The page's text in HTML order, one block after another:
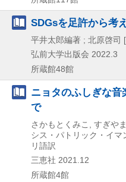
SDGsを足許から考
平井太郎編著 ; 北原啓司
弘前大学出版会 2022.3
所蔵館48館
ニョタのふしぎな
で
さかもとくみこ, すぎや
シス・パトリック・イマ
リ語訳
三恵社 2021.12
所蔵館4館